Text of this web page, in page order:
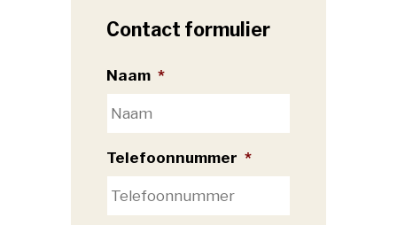
Contact formulier
Naam *
Telefoonnummer *